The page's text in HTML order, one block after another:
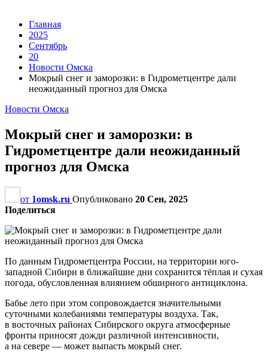
Главная
2025
Сентябрь
20
Новости Омска
Мокрый снег и заморозки: в Гидрометцентре дали
неожиданный прогноз для Омска
Новости Омска
Мокрый снег и заморозки: в
Гидрометцентре дали неожиданный
прогноз для Омска
от 1omsk.ru Опубликовано 20 Сен, 2025
Поделиться
По данным Гидрометцентра России, на территории юго-
западной Сибири в ближайшие дни сохранится тёплая и сухая
погода, обусловленная влиянием обширного антициклона.
Бабье лето при этом сопровождается значительными
суточными колебаниями температуры воздуха. Так,
в восточных районах Сибирского округа атмосферные
фронты приносят дожди различной интенсивности,
а на севере — может выпасть мокрый снег.